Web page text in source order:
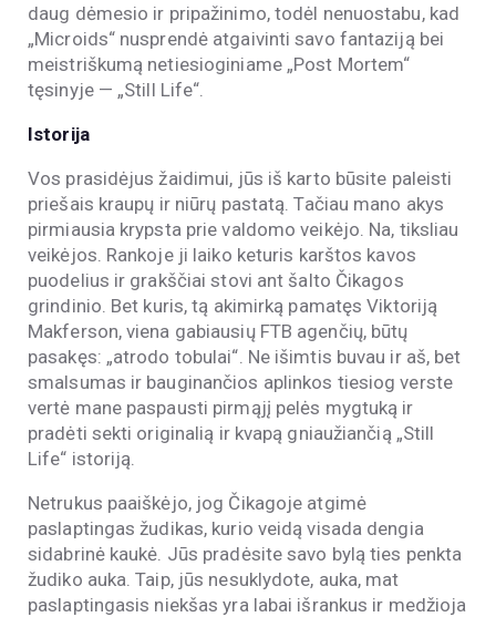
daug dėmesio ir pripažinimo, todėl nenuostabu, kad
„Microids“ nusprendė atgaivinti savo fantaziją bei
meistriškumą netiesioginiame „Post Mortem“
tęsinyje — „Still Life“.
Istorija
Vos prasidėjus žaidimui, jūs iš karto būsite paleisti
priešais kraupų ir niūrų pastatą. Tačiau mano akys
pirmiausia krypsta prie valdomo veikėjo. Na, tiksliau
veikėjos. Rankoje ji laiko keturis karštos kavos
puodelius ir grakščiai stovi ant šalto Čikagos
grindinio. Bet kuris, tą akimirką pamatęs Viktoriją
Makferson, viena gabiausių FTB agenčių, būtų
pasakęs: „atrodo tobulai“. Ne išimtis buvau ir aš, bet
smalsumas ir bauginančios aplinkos tiesiog verste
vertė mane paspausti pirmąjį pelės mygtuką ir
pradėti sekti originalią ir kvapą gniaužiančią „Still
Life“ istoriją.
Netrukus paaiškėjo, jog Čikagoje atgimė
paslaptingas žudikas, kurio veidą visada dengia
sidabrinė kaukė. Jūs pradėsite savo bylą ties penkta
žudiko auka. Taip, jūs nesuklydote, auka, mat
paslaptingasis niekšas yra labai išrankus ir medžioja